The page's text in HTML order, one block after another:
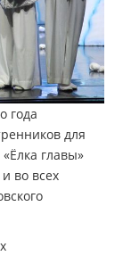
года
для
главы»
во всех